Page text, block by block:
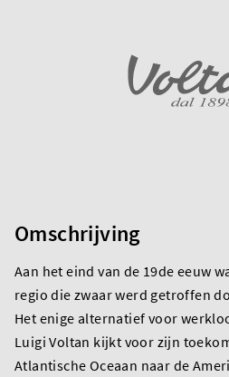
Omschrijving
Aan het eind van de 19de eeuw
regio die zwaar werd getroffen
Het enige alternatief voor
Luigi Voltan kijkt voor zijn
Atlantische Oceaan naar de